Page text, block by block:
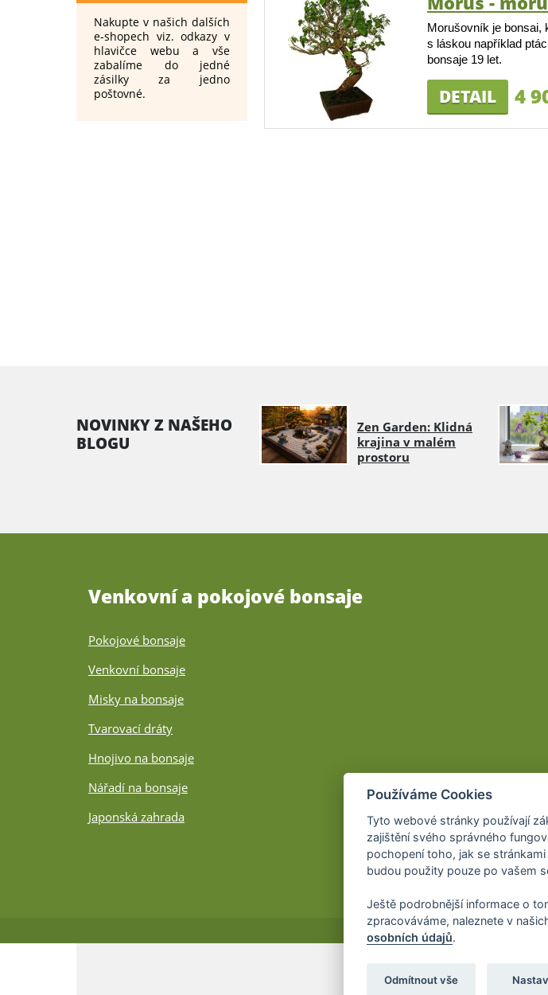
Morušovník je bonsai,
s láskou například
bonsaje 19 let.
DETAIL 4
Nakupte v našich dalších
e-shopech viz. odkazy v
hlavičce webu a vše
zabalíme do jedné
zásilky za jedno
poštovné.
NOVINKY Z NAŠEHO
BLOGU
Zen Garden: Klidná
krajina v malém
prostoru
Venkovní a pokojové bonsaje
Pokojové bonsaje
Venkovní bonsaje
Misky na bonsaje
Tvarovací dráty
Hnojivo na bonsaje
Nářadí na bonsaje
Japonská zahrada
© 2026
Používáme Cookies
Tyto webové stránky používají
zajištění svého správného
pochopení toho, jak se
budou použity pouze po vašem
Ještě podrobnější informace o
zpracováváme, naleznete v
osobních údajů.
Odmítnout vše